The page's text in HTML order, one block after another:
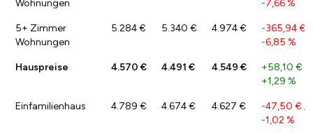
Wohnungen
-7,66 %
5+ Zimmer
Wohnungen
5.284 € 5.340 € 4.974 € -365,94 €
-6,85 %
Hauspreise 4.570 € 4.491 € 4.549 € +58,10 €
+1,29 %
Einfamilienhaus 4.789 € 4.674 € 4.627 € -47,50 € /
-1,02 %